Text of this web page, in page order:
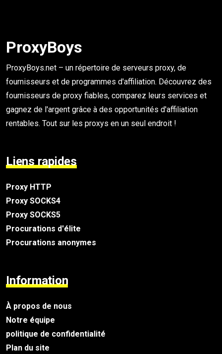
ProxyBoys
ProxyBoys.net – un répertoire de serveurs proxy, de
fournisseurs et de programmes d'affiliation. Découvrez des
fournisseurs de proxy fiables, comparez leurs services et
gagnez de l'argent grâce à des opportunités d'affiliation
rentables. Tout sur les proxys en un seul endroit !
Liens rapides
Proxy HTTP
Proxy SOCKS4
Proxy SOCKS5
Procurations d'élite
Procurations anonymes
Information
À propos de nous
Notre équipe
politique de confidentialité
Plan du site